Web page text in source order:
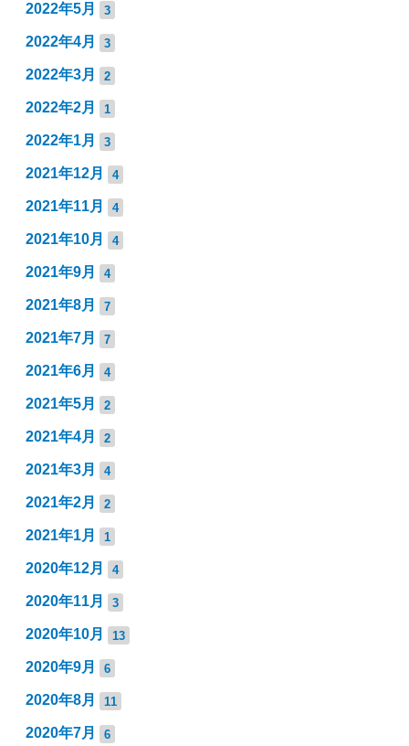
2022年5月 3
2022年4月 3
2022年3月 2
2022年2月 1
2022年1月 3
2021年12月 4
2021年11月 4
2021年10月 4
2021年9月 4
2021年8月 7
2021年7月 7
2021年6月 4
2021年5月 2
2021年4月 2
2021年3月 4
2021年2月 2
2021年1月 1
2020年12月 4
2020年11月 3
2020年10月 13
2020年9月 6
2020年8月 11
2020年7月 6